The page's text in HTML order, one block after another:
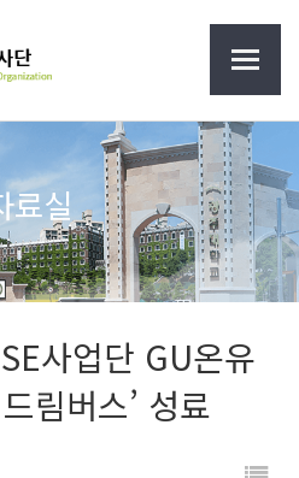
료실
사업단 GU온유
림버스’ 성료